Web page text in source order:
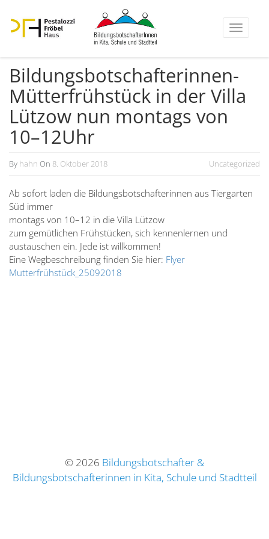
Toggle
Bildungs­bot­schaf­te­rinnen-
Mütter­früh­stück in der Villa
Lützow nun montags von
10–12Uhr
By hahn On 8. Oktober 2018 Uncategorized
Ab sofort laden die Bildungs­bot­schaf­te­rinnen aus Tiergarten
Süd immer
montags von 10–12 in die Villa Lützow
zum gemüt­lichen Frühstücken, sich kennen­lernen und
austau­schen ein. Jede ist willkommen!
Eine Wegbe­schreibung finden Sie hier: Flyer
Mutterfrühstück_25092018
© 2026 Bildungsbotschafter &
Bildungsbotschafterinnen in Kita, Schule und Stadtteil